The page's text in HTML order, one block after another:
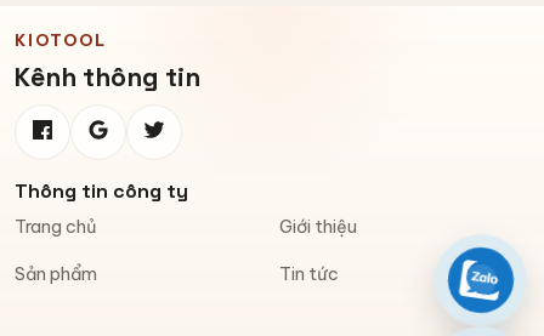
KIOTOOL
Kênh thông tin
Thông tin công ty
Trang chủ Giới thiệu
Sản phẩm Tin tức Zalo